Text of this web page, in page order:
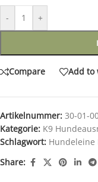
- +
Compare Add to
Artikelnummer: 30-01-
Kategorie: K9
Schlagwort: Hundeleine
Share: